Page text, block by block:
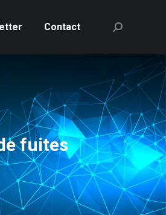
Contact
Recherche
fuites